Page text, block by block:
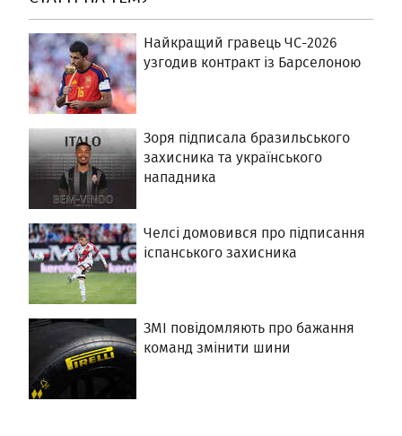
Найкращий гравець ЧС-2026
узгодив контракт із Барселоною
Зоря підписала бразильського
захисника та українського
нападника
Челсі домовився про підписання
іспанського захисника
ЗМІ повідомляють про бажання
команд змінити шини